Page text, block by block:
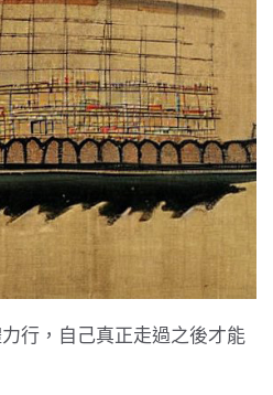
行，自己真正走過之後才能